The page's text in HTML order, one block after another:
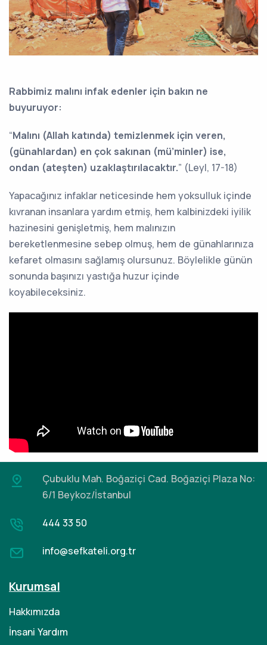
Rabbimiz malını infak edenler için bakın ne
buyuruyor:
“Malını (Allah katında) temizlenmek için veren,
(günahlardan) en çok sakınan (mü’minler) ise,
ondan (ateşten) uzaklaştırılacaktır.” (Leyl, 17-18)
Yapacağınız infaklar neticesinde hem yoksulluk içinde
kıvranan insanlara yardım etmiş, hem kalbinizdeki iyilik
hazinesini genişletmiş, hem malınızın
bereketlenmesine sebep olmuş, hem de günahlarınıza
kefaret olmasını sağlamış olursunuz. Böylelikle günün
sonunda başınızı yastığa huzur içinde
koyabileceksiniz.
Çubuklu Mah. Boğaziçi Cad. Boğaziçi Plaza No:
6/1 Beykoz/İstanbul
444 33 50
info@sefkateli.org.tr
Kurumsal
Hakkımızda
İnsani Yardım